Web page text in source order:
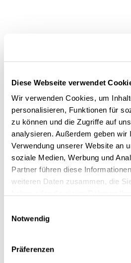
Diese Webseite verwendet
Wir verwenden Cookies, um
personalisieren, Funktionen für
zu können und die Zugriffe auf
analysieren. Außerdem geben wir
Verwendung unserer Website an
soziale Medien, Werbung und
Partner führen diese
weiteren Daten zusammen, die
Notwendig
Präferenzen
Potenzialstarke
Region Aachen